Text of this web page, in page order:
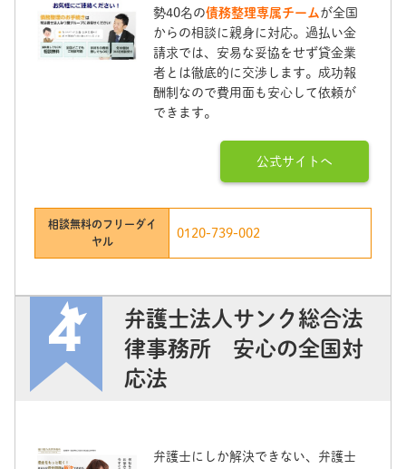
勢40名の債務整理専属チームが全国
からの相談に親身に対応。過払い金
請求では、安易な妥協をせず貸金業
者とは徹底的に交渉します。成功報
酬制なので費用面も安心して依頼が
できます。
公式サイトへ
相談無料のフリーダイ
ヤル
0120-739-002
弁護士法人サンク総合法
律事務所 安心の全国対
応法
弁護士にしか解決できない、弁護士